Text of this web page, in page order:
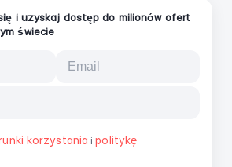
i uzyskaj dostęp do milionów ofert
świecie
korzystania i politykę